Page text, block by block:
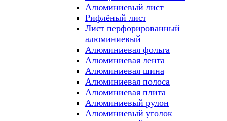
Алюминиевый лист
Рифлёный лист
Лист перфорированный
алюминиевый
Алюминиевая фольга
Алюминиевая лента
Алюминиевая шина
Алюминиевая полоса
Алюминиевая плита
Алюминиевый рулон
Алюминиевый уголок